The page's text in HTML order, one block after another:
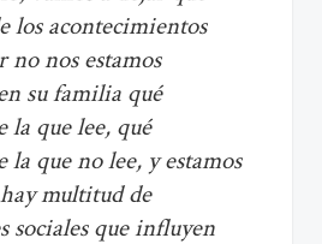
los acontecimientos
nos estamos
su familia qué
la que lee, qué
la que no lee, y estamos
multitud de
sociales que influyen